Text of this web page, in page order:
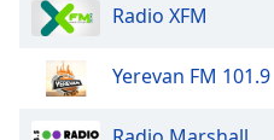
Radio XFM
Yerevan FM 101.9